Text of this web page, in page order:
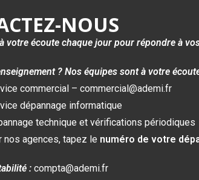
NOUS
votre écoute chaque jour pour répondre à
? Nos équipes sont à votre
commercial – commercial@ademi.fr
dépannage informatique
technique et vérifications périodiques
nos agences, tapez le numéro de votre
: compta@ademi.fr